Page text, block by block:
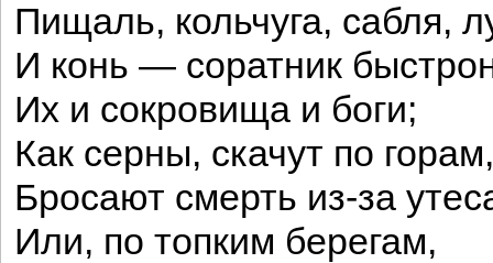
Пищаль, кольчуга, сабля,
И конь — соратник
Их и сокровища и боги;
Как серны, скачут по горам,
Бросают смерть из-за
Или, по топким берегам,